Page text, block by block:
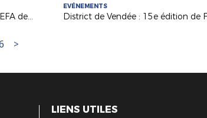
Dans les coulisses de la Coupe UEFA des Régions à Changé
EVÉNEMENTS
>
LIENS UTILES